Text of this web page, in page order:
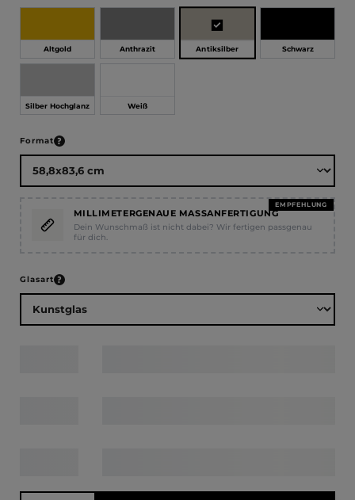
Altgold Anthrazit Antiksilber Schwarz
Silber Hochglanz Weiß
Formatauswählen
EMPFEHLUNG
MILLIMETERGENAUE MASSANFERTIGUNG
Dein Wunschmaß ist nicht dabei? Wir fertigen passgenau
für dich.
Glasartauswählen